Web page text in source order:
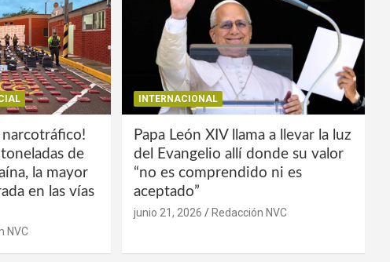
narcotráfico!
de
la mayor
en las vías
NVC
INTERNACIONAL
Papa León XIV llama a llevar la luz
del Evangelio allí donde su valor
“no es comprendido ni es
aceptado”
junio 21, 2026 Redacción NVC